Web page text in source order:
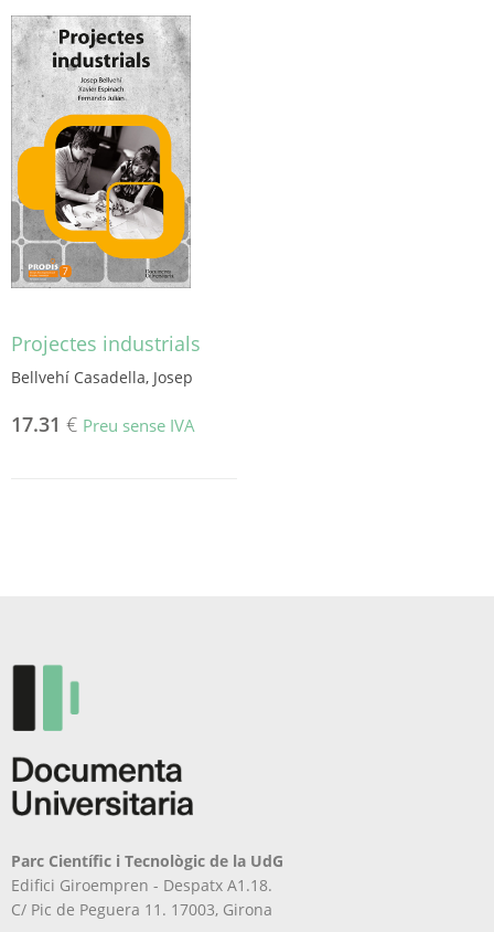
Projectes industrials
Bellvehí Casadella, Josep
17.31 € Preu sense IVA
Parc Científic i Tecnològic de la UdG
Edifici Giroempren - Despatx A1.18.
C/ Pic de Peguera 11. 17003, Girona